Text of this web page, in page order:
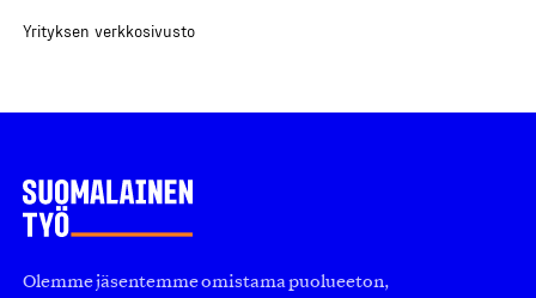
Yrityksen verkkosivusto
Olemme jäsentemme omistama puolueeton,